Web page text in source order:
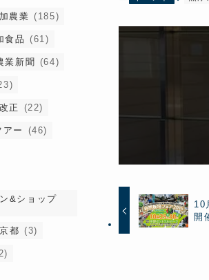
10
開
農業 (185)
食品 (61)
業新聞 (64)
正 (22)
アー (46)
&ショップ
都 (3)